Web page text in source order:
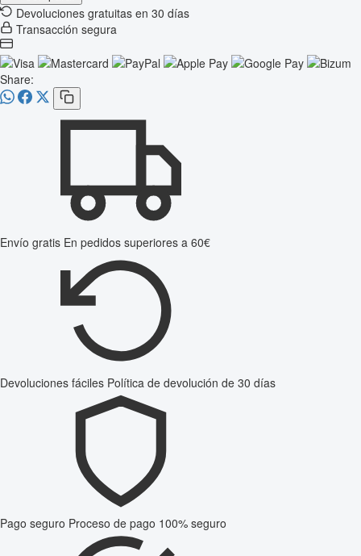
Devoluciones gratuitas en 30 días
Transacción segura
Share:
Envío gratis En pedidos superiores a 60€
Devoluciones fáciles Política de devolución de 30 días
Pago seguro Proceso de pago 100% seguro